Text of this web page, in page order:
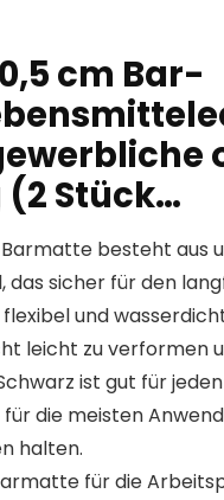
cm Bar-
Stück…
Barmatte besteht aus
sicher für den
und
leicht zu verformen
ist gut für jeden
die meisten
halten.
für die